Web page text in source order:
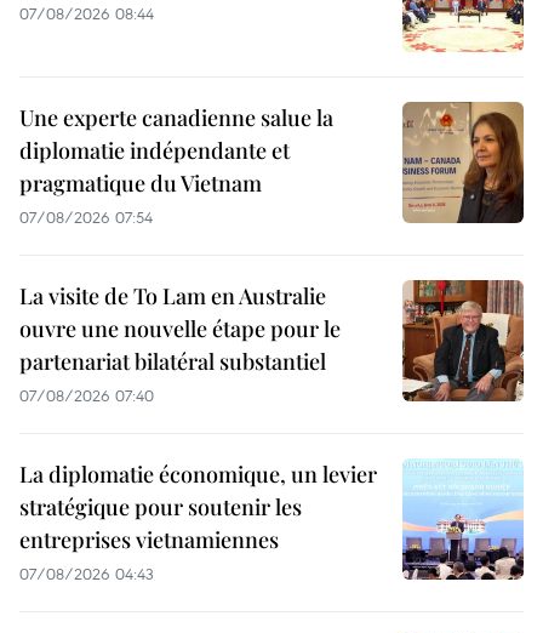
07/08/2026 08:44
Une experte canadienne salue la
diplomatie indépendante et
pragmatique du Vietnam
07/08/2026 07:54
La visite de To Lam en Australie
ouvre une nouvelle étape pour le
partenariat bilatéral substantiel
07/08/2026 07:40
La diplomatie économique, un levier
stratégique pour soutenir les
entreprises vietnamiennes
07/08/2026 04:43